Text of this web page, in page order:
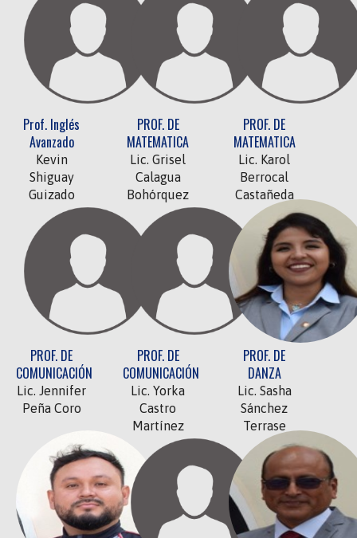
Prof. Inglés
Avanzado
Kevin
Shiguay
Guizado
PROF. DE
MATEMATICA
Lic. Grisel
Calagua
Bohórquez
PROF. DE
MATEMATICA
Lic. Karol
Berrocal
Castañeda
PROF. DE
COMUNICACIÓN
Lic. Jennifer
Peña Coro
PROF. DE
COMUNICACIÓN
Lic. Yorka
Castro
Martínez
PROF. DE
DANZA
Lic. Sasha
Sánchez
Terrase